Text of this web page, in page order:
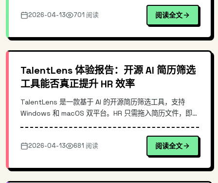
开发者快速上手高效管理 AI Agent。适合需要部署和管理
OpenClaw 的技术团队使用。
2026-04-13 701 阅读 阅读全文
TalentLens 体验报告：开源 AI 简历筛选
工具能否真正提升 HR 效率
TalentLens 是一款基于 AI 的开源简历筛选工具，支持
Windows 和 macOS 双平台。HR 只需拖入简历文件，即可
本文深入解析其技术架构与实际使用体验，探讨开源方案在
招聘场景中的实际价值。
2026-04-13 681 阅读 阅读全文